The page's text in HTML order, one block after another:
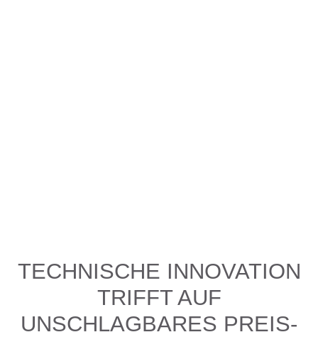
TECHNISCHE INNOVATION
TRIFFT AUF
UNSCHLAGBARES PREIS-